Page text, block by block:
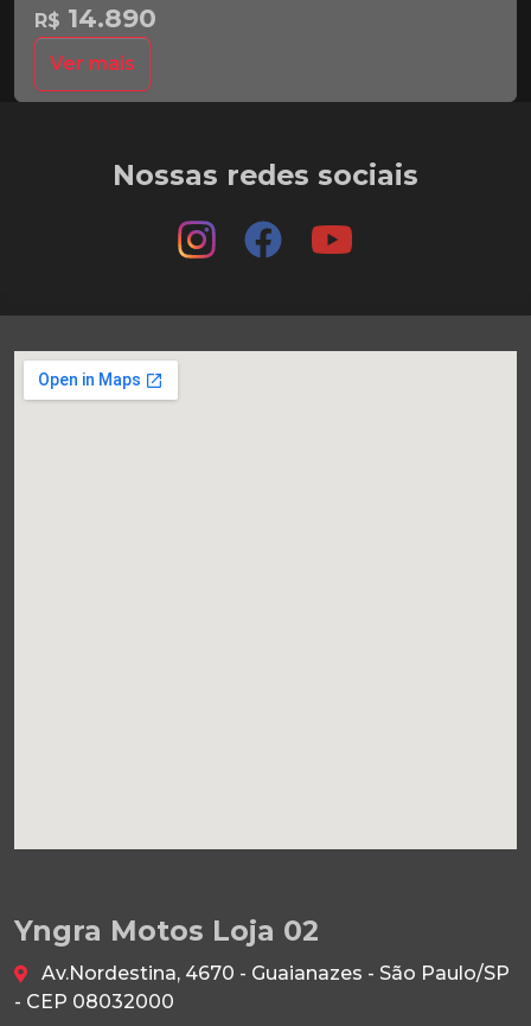
R$ 14.890
Ver mais
Nossas redes sociais
Yngra Motos Loja 02
Av.Nordestina, 4670 - Guaianazes - São Paulo/SP
- CEP 08032000